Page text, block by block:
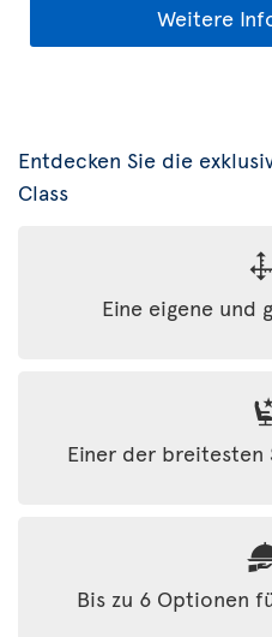
Weitere
Entdecken Sie die
Class
Eine eigene und
Einer der breitesten
Bis zu 6 Optionen